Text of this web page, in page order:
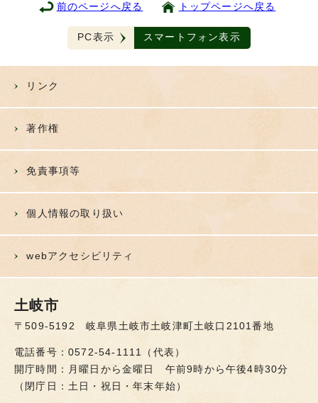
前のページへ戻る トップページへ戻る
PC表示 スマートフォン表示
リンク
著作権
免責事項等
個人情報の取り扱い
webアクセシビリティ
土岐市
〒509-5192 岐阜県土岐市土岐津町土岐口2101番地
電話番号：0572-54-1111（代表）
開庁時間：月曜日から金曜日 午前9時から午後4時30分
（閉庁日：土日・祝日・年末年始）